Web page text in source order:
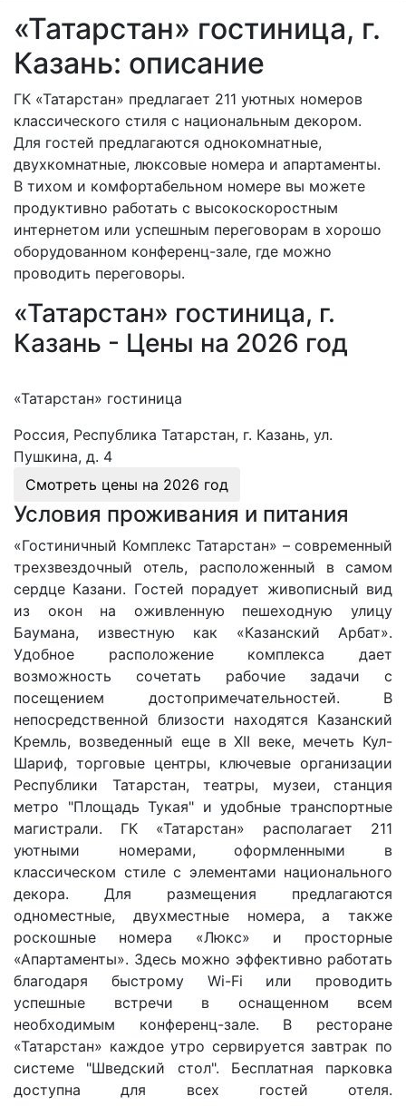
«Татарстан» гостиница, г.
Казань: описание
ГК «Татарстан» предлагает 211 уютных номеров
классического стиля с национальным декором.
Для гостей предлагаются однокомнатные,
двухкомнатные, люксовые номера и апартаменты.
В тихом и комфортабельном номере вы можете
продуктивно работать с высокоскоростным
интернетом или успешным переговорам в хорошо
оборудованном конференц-зале, где можно
проводить переговоры.
«Татарстан» гостиница, г.
Казань - Цены на 2026 год
«Татарстан» гостиница
Россия, Республика Татарстан, г. Казань, ул.
Пушкина, д. 4
Смотреть цены на 2026 год
Условия проживания и питания
«Гостиничный Комплекс Татарстан» – современный
трехзвездочный отель, расположенный в самом
сердце Казани. Гостей порадует живописный вид
из окон на оживленную пешеходную улицу
Баумана, известную как «Казанский Арбат».
Удобное расположение комплекса дает
возможность сочетать рабочие задачи с
посещением достопримечательностей. В
непосредственной близости находятся Казанский
Кремль, возведенный еще в XII веке, мечеть Кул-
Шариф, торговые центры, ключевые организации
Республики Татарстан, театры, музеи, станция
метро "Площадь Тукая" и удобные транспортные
магистрали. ГК «Татарстан» располагает 211
уютными номерами, оформленными в
классическом стиле с элементами национального
декора. Для размещения предлагаются
одноместные, двухместные номера, а также
роскошные номера «Люкс» и просторные
«Апартаменты». Здесь можно эффективно работать
благодаря быстрому Wi-Fi или проводить
успешные встречи в оснащенном всем
необходимым конференц-зале. В ресторане
«Татарстан» каждое утро сервируется завтрак по
системе "Шведский стол". Бесплатная парковка
доступна для всех гостей отеля.